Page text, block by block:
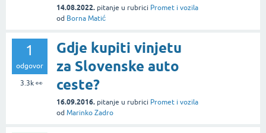
14.08.2022. pitanje u rubrici Promet i vozila
od Borna Matić
1
odgovor
3.3k👀
Gdje kupiti vinjetu
za Slovenske auto
ceste?
16.09.2016. pitanje u rubrici Promet i vozila
od Marinko Zadro